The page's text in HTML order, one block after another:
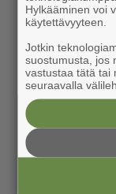
Hylkääminen voi
käytettävyyteen.
Jotkin
suostumusta, jos
vastustaa tätä tai
seuraavalla